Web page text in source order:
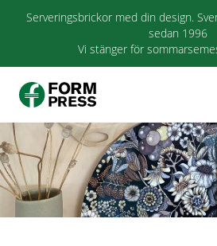
Serveringsbrickor med din design.
sedan 1996
Vi stänger för